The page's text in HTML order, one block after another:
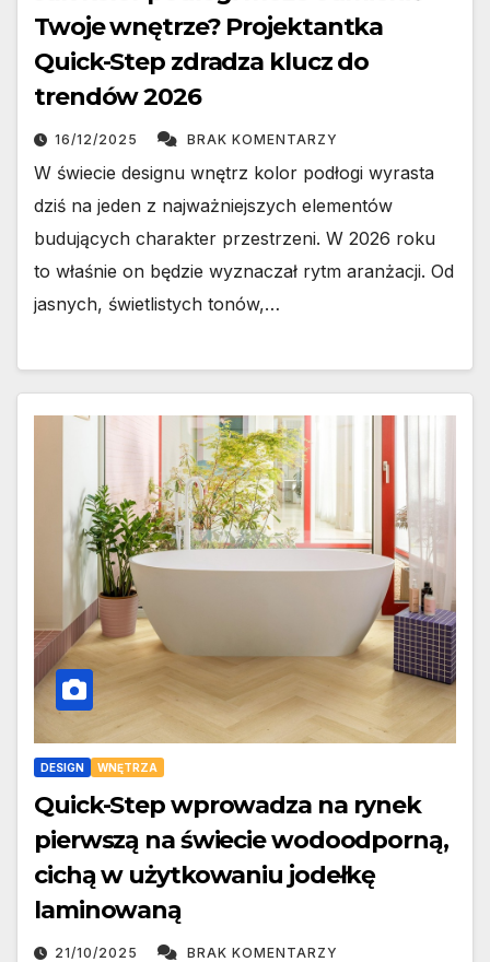
Twoje wnętrze? Projektantka
Quick-Step zdradza klucz do
trendów 2026
16/12/2025 BRAK KOMENTARZY
W świecie designu wnętrz kolor podłogi wyrasta
dziś na jeden z najważniejszych elementów
budujących charakter przestrzeni. W 2026 roku
to właśnie on będzie wyznaczał rytm aranżacji. Od
jasnych, świetlistych tonów,…
DESIGN WNĘTRZA
Quick-Step wprowadza na rynek
pierwszą na świecie wodoodporną,
cichą w użytkowaniu jodełkę
laminowaną
21/10/2025 BRAK KOMENTARZY